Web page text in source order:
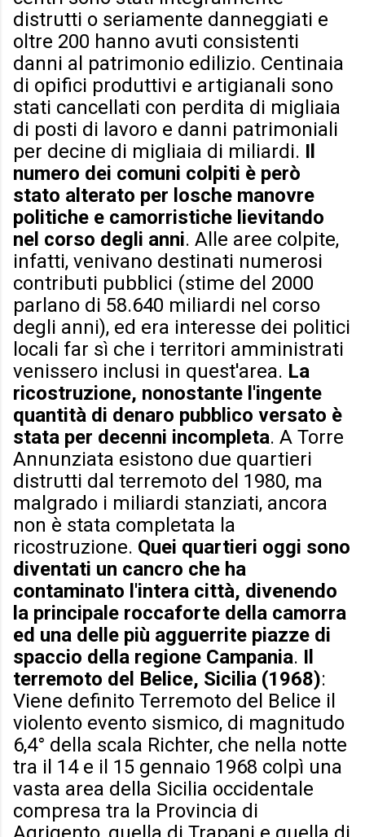
distrutti o seriamente danneggiati e
oltre 200 hanno avuti consistenti
danni al patrimonio edilizio. Centinaia
di opifici produttivi e artigianali sono
stati cancellati con perdita di migliaia
di posti di lavoro e danni patrimoniali
per decine di migliaia di miliardi. Il
numero dei comuni colpiti è però
stato alterato per losche manovre
politiche e camorristiche lievitando
nel corso degli anni. Alle aree colpite,
infatti, venivano destinati numerosi
contributi pubblici (stime del 2000
parlano di 58.640 miliardi nel corso
degli anni), ed era interesse dei politici
locali far sì che i territori amministrati
venissero inclusi in quest'area. La
ricostruzione, nonostante l'ingente
quantità di denaro pubblico versato è
stata per decenni incompleta. A Torre
Annunziata esistono due quartieri
distrutti dal terremoto del 1980, ma
malgrado i miliardi stanziati, ancora
non è stata completata la
ricostruzione. Quei quartieri oggi sono
diventati un cancro che ha
contaminato l'intera città, divenendo
la principale roccaforte della camorra
ed una delle più agguerrite piazze di
spaccio della regione Campania. Il
terremoto del Belice, Sicilia (1968):
Viene definito Terremoto del Belice il
violento evento sismico, di magnitudo
6,4° della scala Richter, che nella notte
tra il 14 e il 15 gennaio 1968 colpì una
vasta area della Sicilia occidentale
compresa tra la Provincia di